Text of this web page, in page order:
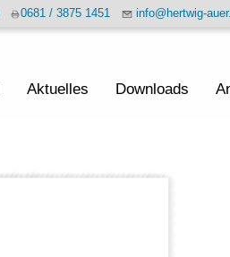
0681 / 3875 1451 info@hertwig-
Aktuelles Downloads